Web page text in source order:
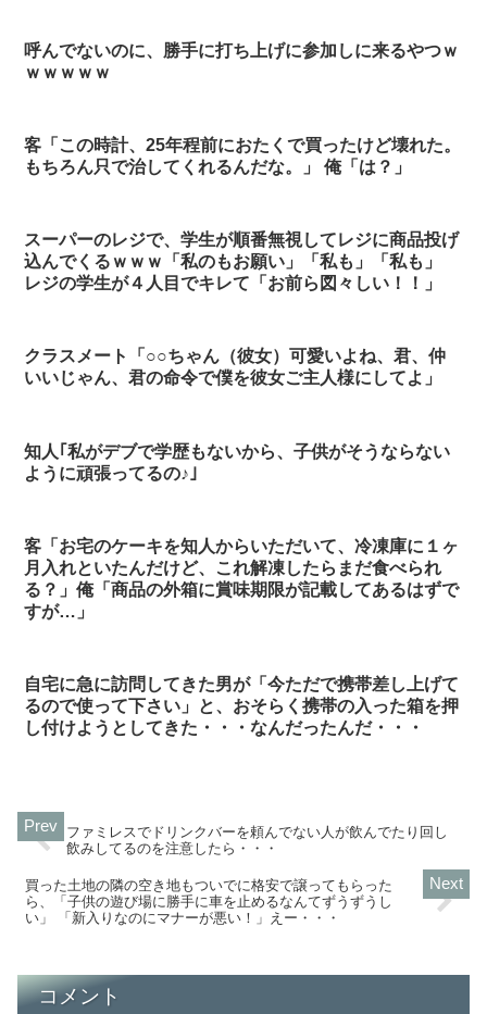
呼んでないのに、勝手に打ち上げに参加しに来るやつｗ
ｗｗｗｗｗ
客「この時計、25年程前におたくで買ったけど壊れた。
もちろん只で治してくれるんだな。」 俺「は？」
スーパーのレジで、学生が順番無視してレジに商品投げ
込んでくるｗｗｗ「私のもお願い」「私も」「私も」
レジの学生が４人目でキレて「お前ら図々しい！！」
クラスメート「○○ちゃん（彼女）可愛いよね、君、仲
いいじゃん、君の命令で僕を彼女ご主人様にしてよ」
知人｢私がデブで学歴もないから、子供がそうならない
ように頑張ってるの♪｣
客「お宅のケーキを知人からいただいて、冷凍庫に１ヶ
月入れといたんだけど、これ解凍したらまだ食べられ
る？」俺「商品の外箱に賞味期限が記載してあるはずで
すが…」
自宅に急に訪問してきた男が「今ただで携帯差し上げて
るので使って下さい」と、おそらく携帯の入った箱を押
し付けようとしてきた・・・なんだったんだ・・・
ファミレスでドリンクバーを頼んでない人が飲んでたり回し
飲みしてるのを注意したら・・・
買った土地の隣の空き地もついでに格安で譲ってもらった
ら、「子供の遊び場に勝手に車を止めるなんてずうずうし
い」 「新入りなのにマナーが悪い！」えー・・・
コメント